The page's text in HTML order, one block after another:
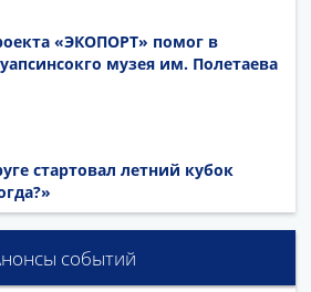
«ЭКОПОРТ» помог в
музея им. Полетаева
стартовал летний кубок
событий